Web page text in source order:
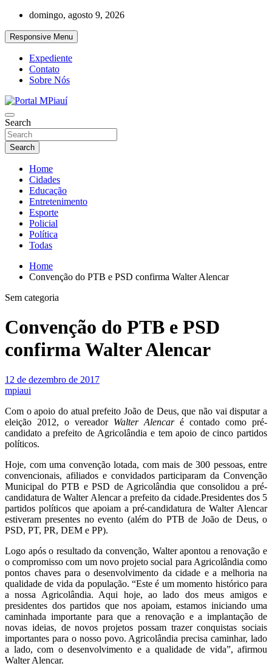
Skip
content
domingo, agosto 9, 2026
Responsive Menu
Expediente
Contato
Sobre Nós
Portal MPiauí
Notícias do Piauí – Teresina – Água Branca e todo Médio Parnaíba
Search
Search
Home
Cidades
Educação
Entretenimento
Esporte
Policial
Política
Todas
Home
Convenção do PTB e PSD confirma Walter Alencar
Sem categoria
Convenção do PTB e PSD
confirma Walter Alencar
12 de dezembro de 2017
mpiaui
Com o apoio do atual prefeito João de Deus, que não vai disputar a
eleição 2012, o vereador Walter Alencar é contado como pré-
candidato a prefeito de Agricolândia e tem apoio de cinco partidos
políticos.
Hoje, com uma convenção lotada, com mais de 300 pessoas, entre
convencionais, afiliados e convidados participaram da Convenção
Municipal do PTB e PSD de Agricolândia que consolidou a pré-
candidatura de Walter Alencar a prefeito da cidade.Presidentes dos 5
partidos políticos que apoiam a pré-candidatura de Walter Alencar
estiveram presentes no evento (além do PTB de João de Deus, o
PSD, PT, PR, DEM e PP).
Logo após o resultado da convenção, Walter apontou a renovação e
o compromisso com um novo projeto social para Agricolândia como
pontos chaves para o desenvolvimento da cidade e a melhoria na
qualidade de vida da população. “Este é um momento histórico para
a nossa Agricolândia. Aqui hoje, ao lado dos meus amigos e
presidentes dos partidos que nos apoiam, estamos iniciando uma
caminhada importante para que a renovação e a implantação de
novas ideias, de novos projetos possam trazer conquistas sociais
importantes para o nosso povo. Agricolândia precisa caminhar, lado
a lado, com o desenvolvimento e a qualidade de vida”, afirmou
Walter Alencar.